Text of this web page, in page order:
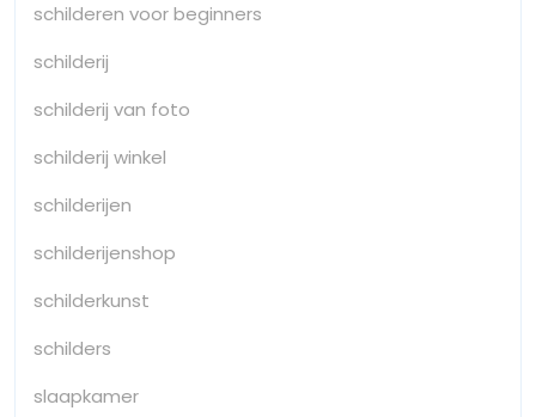
schilderen voor beginners
schilderij
schilderij van foto
schilderij winkel
schilderijen
schilderijenshop
schilderkunst
schilders
slaapkamer